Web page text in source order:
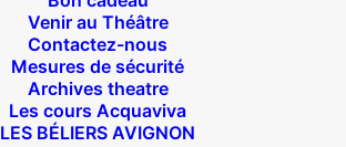
Venir au Théâtre
Contactez-nous
Mesures de sécurité
Archives theatre
Les cours Acquaviva
LES BÉLIERS AVIGNON